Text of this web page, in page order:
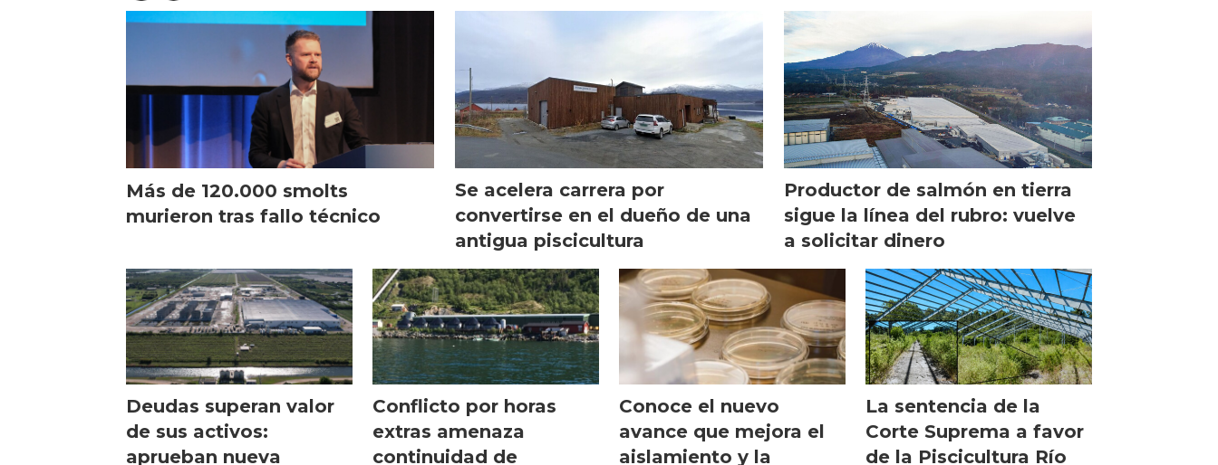
Más de 120.000 smolts
murieron tras fallo técnico
Se acelera carrera por
convertirse en el dueño de una
antigua piscicultura
Productor de salmón en tierra
sigue la línea del rubro: vuelve
a solicitar dinero
Deudas superan valor
de sus activos:
aprueban nueva
Conflicto por horas
extras amenaza
continuidad de
Conoce el nuevo
avance que mejora el
aislamiento y la
La sentencia de la
Corte Suprema a favor
de la Piscicultura Río